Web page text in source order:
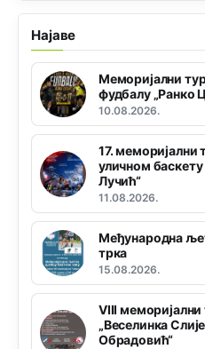
Најаве
Меморијални
фудбалу „Ранко
10.08.2026.
17. меморијални
уличном
Лучић“
11.08.2026.
Међународна
трка
15.08.2026.
VIII меморијални
„Веселинка
Обрадовић“